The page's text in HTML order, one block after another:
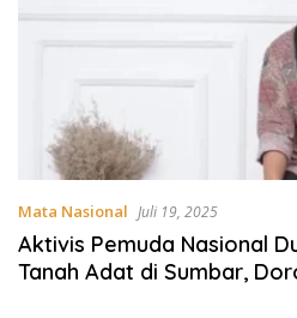
Mata Nasional Juli 19, 2025
Aktivis Pemuda Nasional
Tanah Adat di Sumbar,